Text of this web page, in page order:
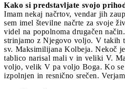
Kako si predstavljate svojo
Imam nekaj načrtov, vendar jih
sem imel številne načrte za svoje
videl na popolnoma drugačen
strinjamo z Njegovo voljo. V takih
sv. Maksimilijana Kolbeja. Nekoč
tablico narisal mali v in veliki V.
voljo, velik V pa voljo Boga. Ko se
izpolnjen in resnično srečen.